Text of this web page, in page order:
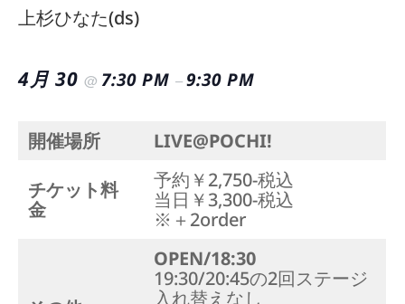
上杉ひなた(ds)
4月 30 @ 7:30 PM –9:30 PM
開催場所
LIVE@POCHI!
チケット料
金
予約￥2,750-税込
当日￥3,300-税込
※＋2order
OPEN/18:30
19:30/20:45の2回ステージ
入れ替えなし